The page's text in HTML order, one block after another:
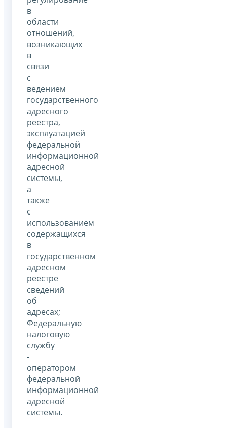
в
области
отношений,
возникающих
в
связи
с
ведением
государственного
адресного
реестра,
эксплуатацией
федеральной
информационной
адресной
системы,
а
также
с
использованием
содержащихся
в
государственном
адресном
реестре
сведений
об
адресах;
Федеральную
налоговую
службу
-
оператором
федеральной
информационной
адресной
системы.